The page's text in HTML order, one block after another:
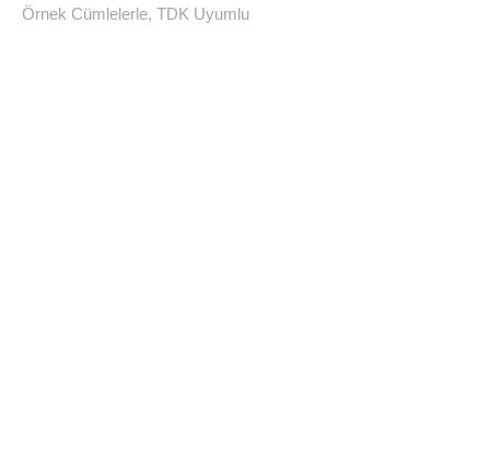
Örnek Cümlelerle, TDK Uyumlu